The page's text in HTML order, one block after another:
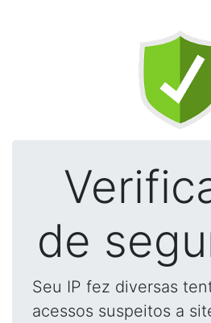
de
Seu IP fez diversas
acessos suspeitos a